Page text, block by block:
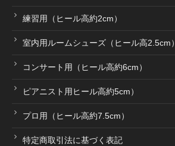
練習用（ヒール高約2cm）
室内用ルームシューズ（ヒール高2.5cm）
コンサート用（ヒール高約6cm）
ピアニスト用ヒール高約5cm）
プロ用（ヒール高約7.5cm）
特定商取引法に基づく表記